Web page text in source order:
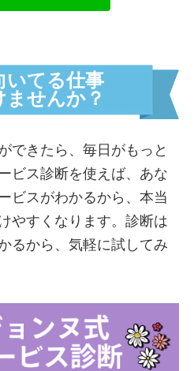
ける
る
いてる仕事
ませんか？
できたら、毎日がもっと
ビス診断を使えば、あな
ビスがわかるから、本当
やすくなります。診断は
るから、気軽に試してみ